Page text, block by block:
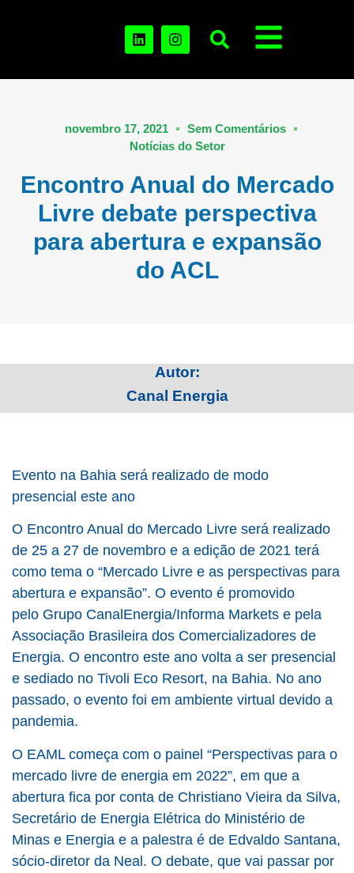
novembro 17, 2021
Sem Comentários
Notícias do Setor
Encontro Anual do Mercado
Livre debate perspectiva
para abertura e expansão
do ACL
Autor:
Canal Energia
Evento na Bahia será realizado de modo
presencial este ano
O Encontro Anual do Mercado Livre será realizado
de 25 a 27 de novembro e a edição de 2021 terá
como tema o “Mercado Livre e as perspectivas para
abertura e expansão”. O evento é promovido
pelo Grupo CanalEnergia/Informa Markets e pela
Associação Brasileira dos Comercializadores de
Energia. O encontro este ano volta a ser presencial
e sediado no Tivoli Eco Resort, na Bahia. No ano
passado, o evento foi em ambiente virtual devido a
pandemia.
O EAML começa com o painel “Perspectivas para o
mercado livre de energia em 2022”, em que a
abertura fica por conta de Christiano Vieira da Silva,
Secretário de Energia Elétrica do Ministério de
Minas e Energia e a palestra é de Edvaldo Santana,
sócio-diretor da Neal. O debate, que vai passar por